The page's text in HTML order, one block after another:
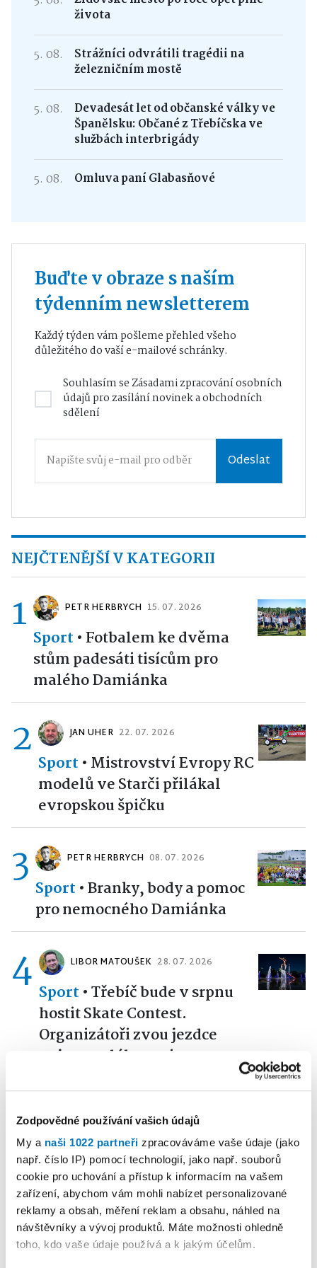
Zodpovědné používání vašich údajů
My a naši 1022 partneři zpracováváme vaše údaje (jako
např. číslo IP) pomocí technologií, jako např. souborů
cookie pro uchování a přístup k informacím na vašem
zařízení, abychom vám mohli nabízet personalizované
reklamy a obsah, měření reklam a obsahu, náhled na
návštěvníky a vývoj produktů. Máte možnosti ohledně
toho, kdo vaše údaje používá a k jakým účelům.
života
5. 08.
Strážníci odvrátili tragédii na
železničním mostě
5. 08.
Devadesát let od občanské války ve
Španělsku: Občané z Třebíčska ve
službách interbrigády
5. 08. Omluva paní Glabasňové
Buďte v obraze s naším
týdenním newsletterem
Každý týden vám pošleme přehled všeho
důležitého do vaší e-mailové schránky.
Souhlasím seZásadami zpracování osobních
údajůpro zasílání novinek a obchodních
sdělení
Odeslat
NEJČTENĚJŠÍ V KATEGORII
1 PETR HERBRYCH 15. 07. 2026
Sport • Fotbalem ke dvěma
stům padesáti tisícům pro
malého Damiánka
2 JAN UHER 22. 07. 2026
Sport • Mistrovství Evropy RC
modelů ve Starči přilákal
evropskou špičku
3 PETR HERBRYCH 08. 07. 2026
Sport •Branky, body a pomoc
pro nemocného Damiánka
4 LIBOR MATOUŠEK 28. 07. 2026
Sport •Třebíč bude v srpnu
hostit Skate Contest.
Organizátoři zvou jezdce
nejen z celého regionu
5 Sport•Okříšský odchovanec
Kotrba sešívaným
profesionálem
ReklamaKoupit reklamu